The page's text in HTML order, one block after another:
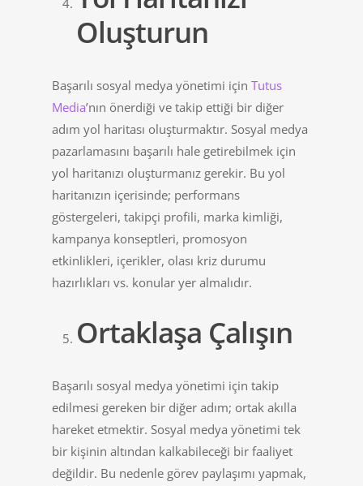
Oluşturun
Başarılı sosyal medya yönetimi için Tutus
Media’nın önerdiği ve takip ettiği bir diğer
adım yol haritası oluşturmaktır. Sosyal medya
pazarlamasını başarılı hale getirebilmek için
yol haritanızı oluşturmanız gerekir. Bu yol
haritanızın içerisinde; performans
göstergeleri, takipçi profili, marka kimliği,
kampanya konseptleri, promosyon
etkinlikleri, içerikler, olası kriz durumu
hazırlıkları vs. konular yer almalıdır.
Ortaklaşa Çalışın
Başarılı sosyal medya yönetimi için takip
edilmesi gereken bir diğer adım; ortak akılla
hareket etmektir. Sosyal medya yönetimi tek
bir kişinin altından kalkabileceği bir faaliyet
değildir. Bu nedenle görev paylaşımı yapmak,